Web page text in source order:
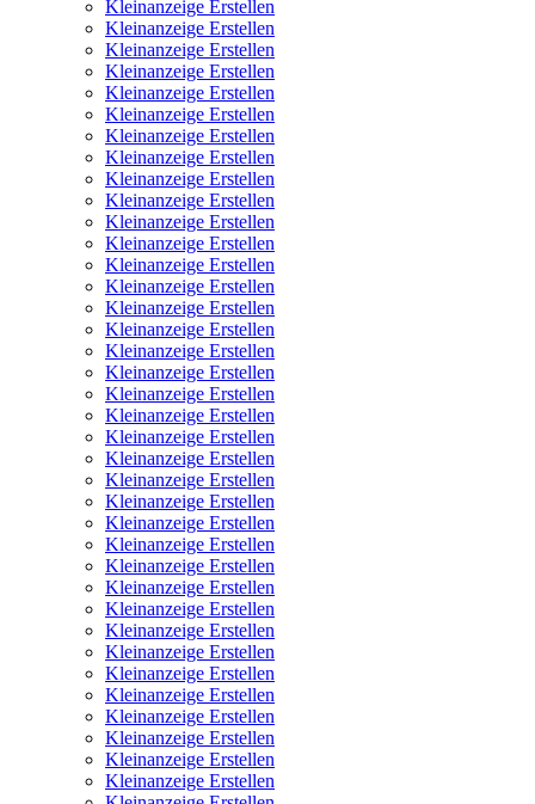
Kleinanzeige Erstellen
Kleinanzeige Erstellen
Kleinanzeige Erstellen
Kleinanzeige Erstellen
Kleinanzeige Erstellen
Kleinanzeige Erstellen
Kleinanzeige Erstellen
Kleinanzeige Erstellen
Kleinanzeige Erstellen
Kleinanzeige Erstellen
Kleinanzeige Erstellen
Kleinanzeige Erstellen
Kleinanzeige Erstellen
Kleinanzeige Erstellen
Kleinanzeige Erstellen
Kleinanzeige Erstellen
Kleinanzeige Erstellen
Kleinanzeige Erstellen
Kleinanzeige Erstellen
Kleinanzeige Erstellen
Kleinanzeige Erstellen
Kleinanzeige Erstellen
Kleinanzeige Erstellen
Kleinanzeige Erstellen
Kleinanzeige Erstellen
Kleinanzeige Erstellen
Kleinanzeige Erstellen
Kleinanzeige Erstellen
Kleinanzeige Erstellen
Kleinanzeige Erstellen
Kleinanzeige Erstellen
Kleinanzeige Erstellen
Kleinanzeige Erstellen
Kleinanzeige Erstellen
Kleinanzeige Erstellen
Kleinanzeige Erstellen
Kleinanzeige Erstellen